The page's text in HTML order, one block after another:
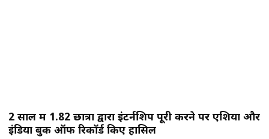
2 साल में 1.82 छात्रों द्वारा इंटर्नशिप पूरी करने पर एशिया और
इंडिया बुक ऑफ रिकॉर्ड किए हासिल